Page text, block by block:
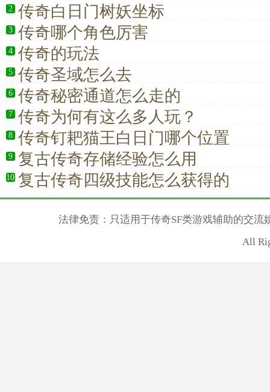
2 传奇白日门树妖坐标
3 传奇哪个角色厉害
4 传奇的玩法
5 传奇圣域怎么去
6 传奇秘密通道怎么走的
7 传奇为何有这么多人玩？
8 传奇钉耙猫王白日门哪个位置
9 复古传奇存储经验怎么用
10 复古传奇四级技能怎么获得的
法律免责：只适用于传奇SF类游戏辅助的交
All